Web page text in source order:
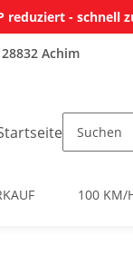
reduziert - schnell
Achim
100 KM/